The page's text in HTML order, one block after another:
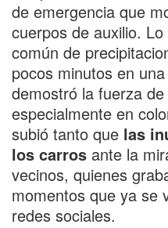
de emergencia que
cuerpos de auxilio.
común de
pocos minutos en
demostró la fuerza
especialmente en
subió tanto que las
los carros ante la
vecinos, quienes
momentos que ya se
redes sociales.